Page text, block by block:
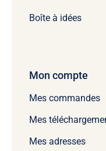
Boîte à idées
Mon compte
Mes commandes
Mes
Mes adresses